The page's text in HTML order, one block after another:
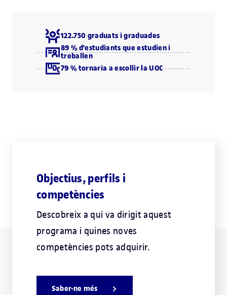
122.750 graduats i graduades
89 % d'estudiants que estudien i
treballen
79 % tornaria a escollir la UOC
Objectius, perfils i
competències
Descobreix a qui va dirigit aquest
programa i quines noves
competències pots adquirir.
Saber-ne més